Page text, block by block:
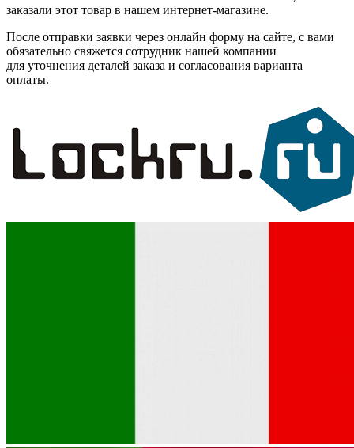
заказали этот товар в нашем интернет-магазине.
После отправки заявки через онлайн форму на сайте, с вами
обязательно свяжется сотрудник нашей компании
для уточнения деталей заказа и согласования варианта
оплаты.